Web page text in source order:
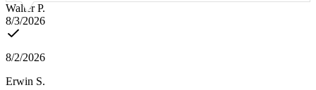
Walter P.
8/3/2026
8/2/2026
Erwin S.